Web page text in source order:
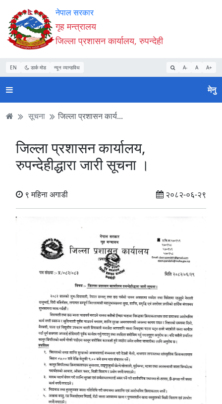
Accessibility
Mode
सुरु
गर्नुहोस्
सामाग्री
पढ्नुहाेस्
नेभिगेसन
पढ्नुहाेस्
वेबसाइट
खोजमा
जानुहोस्
नेपाल सरकार
गृह मन्त्रालय
जिल्ला प्रशासन कार्यालय, रुपन्देही
EN डार्क मोड न्यून व्यान्डविथ A- A A+
मेनु
सूचना जिल्ला प्रशासन कार्य...
जिल्ला प्रशासन कार्यालय,
रुपन्देहीद्धारा जारी सूचना ।
९ महिना अगाडी २०८२-०६-२९